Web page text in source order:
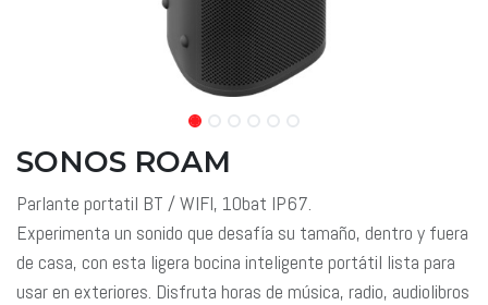
SONOS ROAM
Parlante portatil BT / WIFI, 10bat IP67.
Experimenta un sonido que desafía su tamaño, dentro y fuera
de casa, con esta ligera bocina inteligente portátil lista para
usar en exteriores. Disfruta horas de música, radio, audiolibros